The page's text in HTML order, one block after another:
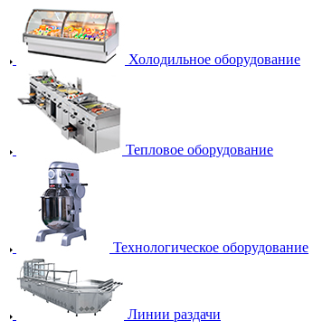
Холодильное оборудование
Тепловое оборудование
Технологическое оборудование
Линии раздачи